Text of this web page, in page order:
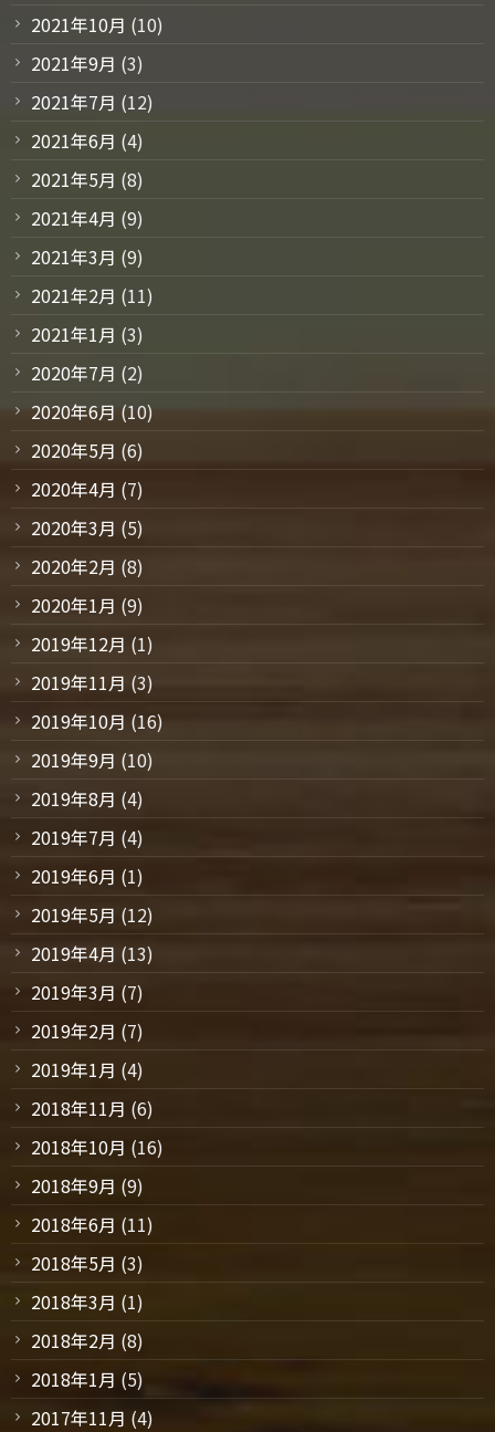
2021年10月 (10)
2021年9月 (3)
2021年7月 (12)
2021年6月 (4)
2021年5月 (8)
2021年4月 (9)
2021年3月 (9)
2021年2月 (11)
2021年1月 (3)
2020年7月 (2)
2020年6月 (10)
2020年5月 (6)
2020年4月 (7)
2020年3月 (5)
2020年2月 (8)
2020年1月 (9)
2019年12月 (1)
2019年11月 (3)
2019年10月 (16)
2019年9月 (10)
2019年8月 (4)
2019年7月 (4)
2019年6月 (1)
2019年5月 (12)
2019年4月 (13)
2019年3月 (7)
2019年2月 (7)
2019年1月 (4)
2018年11月 (6)
2018年10月 (16)
2018年9月 (9)
2018年6月 (11)
2018年5月 (3)
2018年3月 (1)
2018年2月 (8)
2018年1月 (5)
2017年11月 (4)